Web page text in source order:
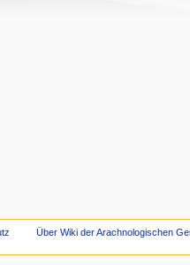
Über Wiki der Arachnologischen